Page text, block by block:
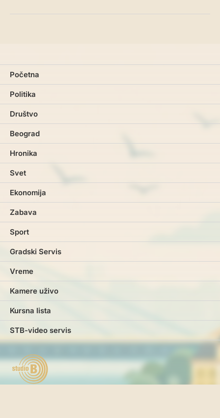
Početna
Politika
Društvo
Beograd
Hronika
Svet
Ekonomija
Zabava
Sport
Gradski Servis
Vreme
Kamere uživo
Kursna lista
STB-video servis